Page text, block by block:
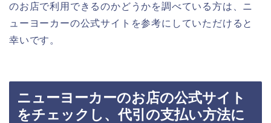
のお店で利用できるのかどうかを調べている方は、ニ
ューヨーカーの公式サイトを参考にしていただけると
幸いです。
ニューヨーカーのお店の公式サイト
をチェックし、代引の支払い方法に